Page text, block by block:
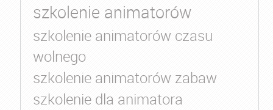
szkolenie animatorów
szkolenie animatorów czasu
wolnego
szkolenie animatorów zabaw
szkolenie dla animatora